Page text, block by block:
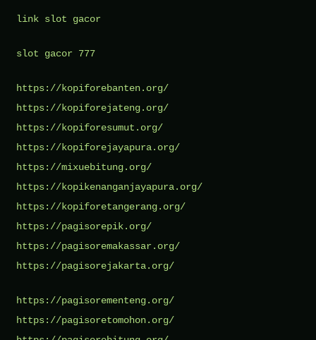
link slot gacor
slot gacor 777
https://kopiforebanten.org/
https://kopiforejateng.org/
https://kopiforesumut.org/
https://kopiforejayapura.org/
https://mixuebitung.org/
https://kopikenanganjayapura.org/
https://kopiforetangerang.org/
https://pagisorepik.org/
https://pagisoremakassar.org/
https://pagisorejakarta.org/
https://pagisorementeng.org/
https://pagisoretomohon.org/